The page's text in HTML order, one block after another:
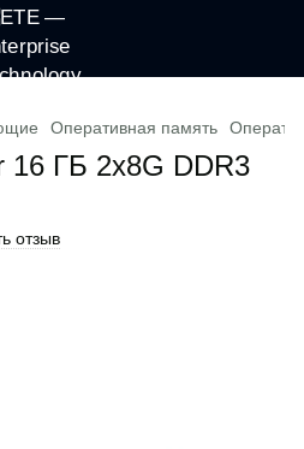
Оперативная память
16 ГБ 2x8G DDR3
отзыв